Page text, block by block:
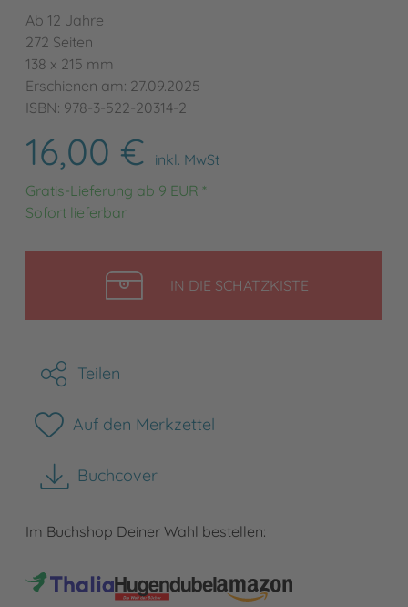
Ab 12 Jahre
272 Seiten
138 x 215 mm
Erschienen am: 27.09.2025
ISBN: 978-3-522-20314-2
16,00 €
inkl. MwSt
Gratis-Lieferung ab 9 EUR *
Sofort lieferbar
IN DIE SCHATZKISTELEGEN
Teilen
Auf den Merkzettel
Buchcover
herunterladen
Im Buchshop Deiner Wahl bestellen: